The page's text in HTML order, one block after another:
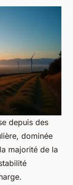
depuis des
dominée
majorité de la